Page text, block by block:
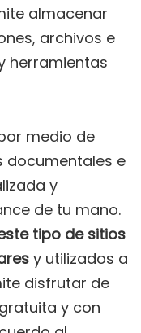
almacenar
archivos e
herramientas
medio de
documentales e
y
de tu mano.
tipo de sitios
y utilizados a
disfrutar de
y con